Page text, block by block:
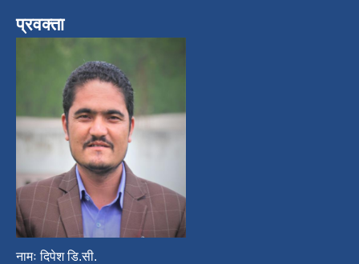
प्रवक्ता
नामः दिपेश डि.सी.